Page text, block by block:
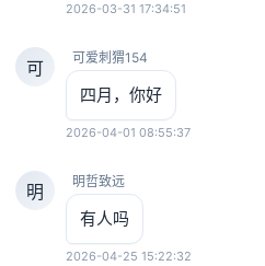
2026-03-31 17:34:51
可 可爱刺猬154
四月，你好
2026-04-01 08:55:37
明 明哲致远
有人吗
2026-04-25 15:22:32